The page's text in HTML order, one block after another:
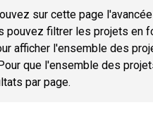
sur cette page
pouvez filtrer les projets en
afficher l'ensemble des
que l'ensemble des
par page.